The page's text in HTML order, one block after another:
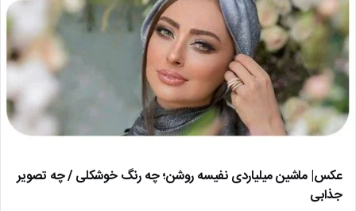
عکس| ماشین میلیاردی نفیسه روشن؛ چه رنگ خوشکلی / چه تصویر
جذابی